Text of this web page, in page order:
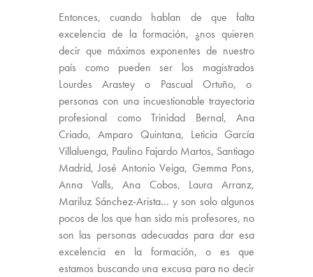
Entonces, cuando hablan de que falta
excelencia de la formación, ¿nos quieren
decir que máximos exponentes de nuestro
país como pueden ser los magistrados
Lourdes Arastey o Pascual Ortuño, o
personas con una incuestionable trayectoria
profesional como Trinidad Bernal, Ana
Criado, Amparo Quintana, Leticia García
Villaluenga, Paulino Fajardo Martos, Santiago
Madrid, José Antonio Veiga, Gemma Pons,
Anna Valls, Ana Cobos, Laura Arranz,
Mariluz Sánchez-Arista… y son solo algunos
pocos de los que han sido mis profesores, no
son las personas adecuadas para dar esa
excelencia en la formación, o es que
estamos buscando una excusa para no decir